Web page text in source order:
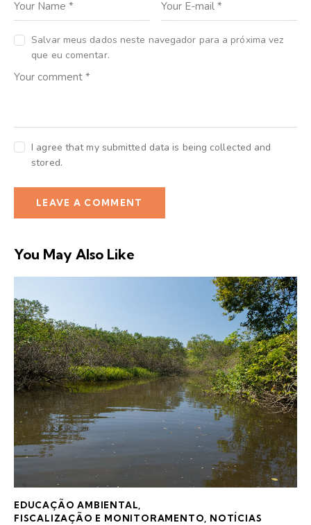
Salvar meus dados neste navegador para a próxima vez
que eu comentar.
I agree that my submitted data is being collected and
stored.
You May Also Like
EDUCAÇÃO AMBIENTAL
FISCALIZAÇÃO E MONITORAMENTO
NOTÍCIAS